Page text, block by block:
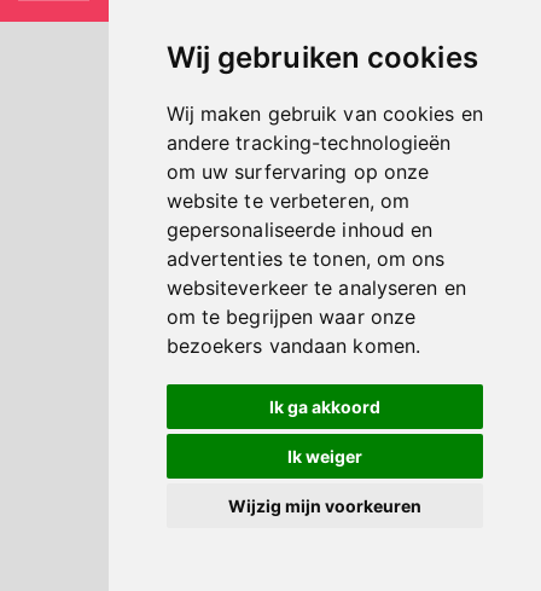
Wij gebruiken cookies
Wij maken gebruik van cookies en
andere tracking-technologieën
om uw surfervaring op onze
website te verbeteren, om
gepersonaliseerde inhoud en
advertenties te tonen, om ons
websiteverkeer te analyseren en
om te begrijpen waar onze
bezoekers vandaan komen.
Ik ga akkoord
Ik weiger
Wijzig mijn voorkeuren